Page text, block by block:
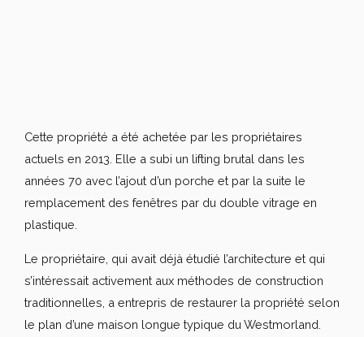
Cette propriété a été achetée par les propriétaires
actuels en 2013. Elle a subi un lifting brutal dans les
années 70 avec l’ajout d’un porche et par la suite le
remplacement des fenêtres par du double vitrage en
plastique.
Le propriétaire, qui avait déjà étudié l’architecture et qui
s’intéressait activement aux méthodes de construction
traditionnelles, a entrepris de restaurer la propriété selon
le plan d’une maison longue typique du Westmorland.